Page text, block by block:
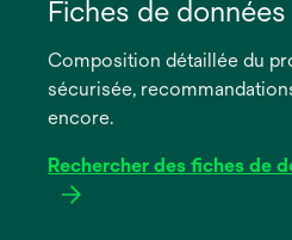
dans
nouvel
onglet
Fiches de
Composition détaillée du
sécurisée,
encore.
Rechercher des fiches de